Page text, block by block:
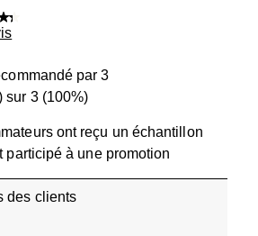
par 3
sur 3 (100%)
ont reçu un échantillon
participé à une promotion
des clients